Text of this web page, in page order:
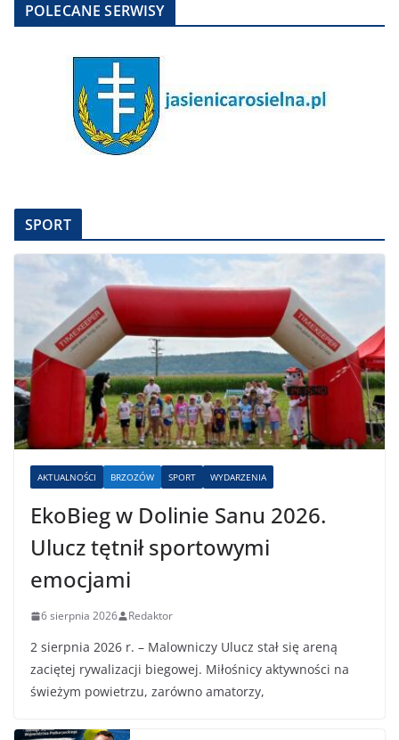
POLECANE SERWISY
SPORT
AKTUALNOŚCI BRZOZÓW SPORT WYDARZENIA
EkoBieg w Dolinie Sanu 2026.
Ulucz tętnił sportowymi
emocjami
6 sierpnia 2026 Redaktor
2 sierpnia 2026 r. – Malowniczy Ulucz stał się areną
zaciętej rywalizacji biegowej. Miłośnicy aktywności na
świeżym powietrzu, zarówno amatorzy,